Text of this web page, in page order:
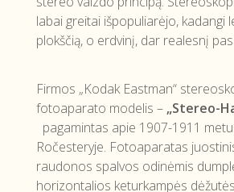
labai greitai išpopuliarėjo, kadangi
plokščią, o erdvinį, dar realesnį
Firmos „Kodak Eastman“
fotoaparato modelis – „Stereo-
pagamintas apie 1907-1911
Ročesteryje. Fotoaparatas
raudonos spalvos odinėmis
horizontalios keturkampės